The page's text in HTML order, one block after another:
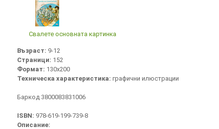
Свалете основната картинка
Възраст: 9-12
Страници: 152
Формат: 130х200
Техническа характеристика: графични илюстрации
Баркод 3800083831006
ISBN: 978-619-199-739-8
Описание: